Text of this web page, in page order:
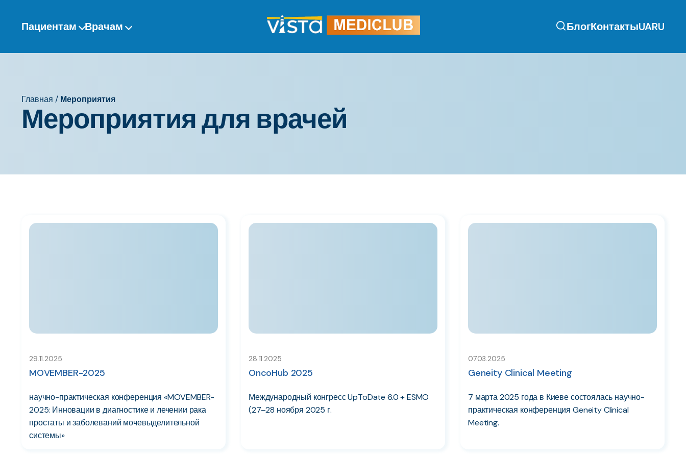
содержанию
Пациентам Врачам БлогКонтактыUARU
Главная / Мероприятия
Мероприятия для врачей
29.11.2025
MOVEMBER-2025
научно-практическая конференция «MOVEMBER-
2025: Инновации в диагностике и лечении рака
простаты и заболеваний мочевыделительной
системы»
28.11.2025
OncoHub 2025
Международный конгресс UpToDate 6.0 + ESMO
(27–28 ноября 2025 г.
07.03.2025
Geneity Clinical Meeting
7 марта 2025 года в Киеве состоялась научно-
практическая конференция Geneity Clinical
Meeting.